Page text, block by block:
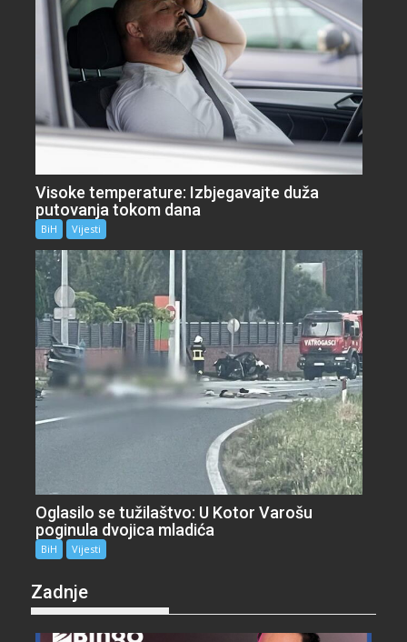
Visoke temperature: Izbjegavajte duža
putovanja tokom dana
BiH Vijesti
Oglasilo se tužilaštvo: U Kotor Varošu
poginula dvojica mladića
BiH Vijesti
Zadnje